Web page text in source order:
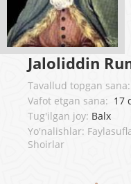
Jaloliddin
Tavallud topgan sana:
Vafot etgan sana: 17
Tug'ilgan joy: Balx
Yo'nalishlar:
Shoirlar